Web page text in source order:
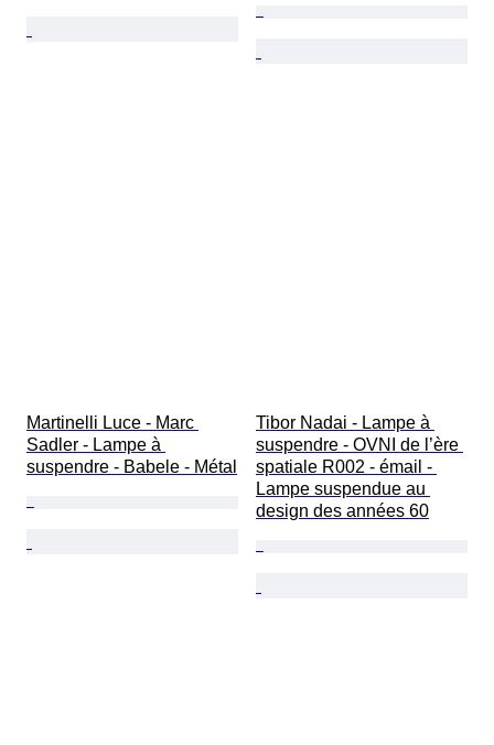
Martinelli Luce - Marc
Sadler - Lampe à
suspendre - Babele - Métal
Tibor Nadai - Lampe à
suspendre - OVNI de l’ère
spatiale R002 - émail -
Lampe suspendue au
design des années 60